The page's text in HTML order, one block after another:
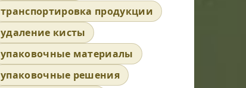
транспортировка продукции
удаление кисты
упаковочные материалы
упаковочные решения